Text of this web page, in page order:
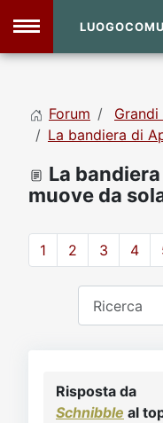
Home
DVD Shop
Sito
Forum
La bandiera di
La
muove da
1 2 3 4
Risposta da
Schnibble al